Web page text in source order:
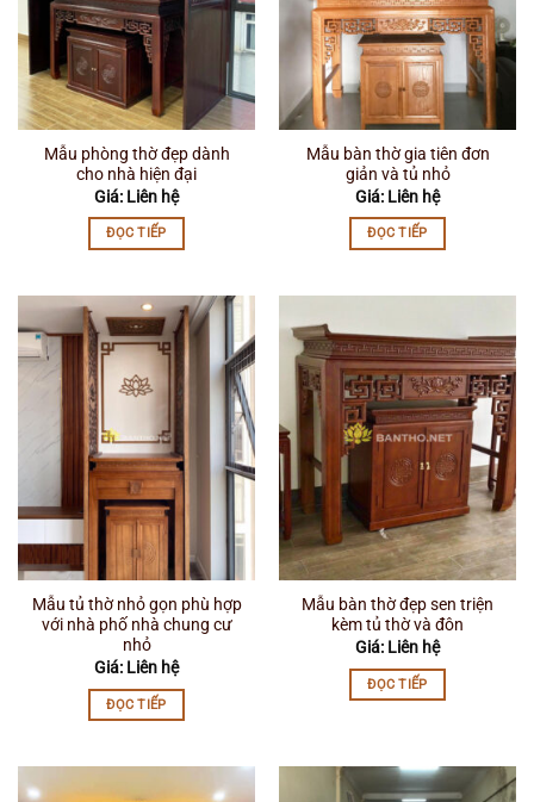
Mẫu phòng thờ đẹp dành
cho nhà hiện đại
Giá: Liên hệ
ĐỌC TIẾP
Mẫu bàn thờ gia tiên đơn
giản và tủ nhỏ
Giá: Liên hệ
ĐỌC TIẾP
Mẫu tủ thờ nhỏ gọn phù hợp
với nhà phố nhà chung cư
nhỏ
Giá: Liên hệ
ĐỌC TIẾP
Mẫu bàn thờ đẹp sen triện
kèm tủ thờ và đôn
Giá: Liên hệ
ĐỌC TIẾP